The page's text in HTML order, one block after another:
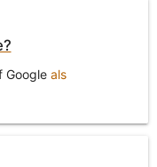
Google als